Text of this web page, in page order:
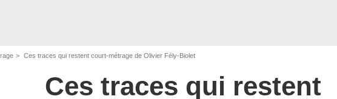
Ces traces qui restent court-métrage de Olivier Fély-Biolet
Ces traces qui restent